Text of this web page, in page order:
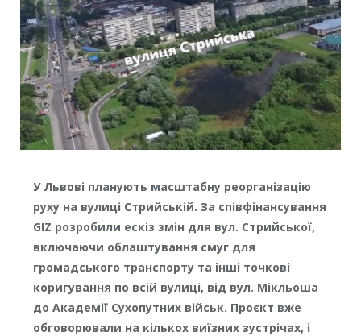
У Львові планують масштабну реорганізацію
руху на вулиці Стрийській. За співфінансування
GIZ розробили ескіз змін для вул. Стрийської,
включаючи облаштування смуг для
громадського транспорту та інші точкові
коригування по всій вулиці, від вул. Мікльоша
до Академії Сухопутних військ. Проєкт вже
обговорювали на кількох виїзних зустрічах, і